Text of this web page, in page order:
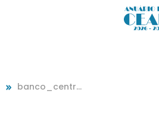
banco_central